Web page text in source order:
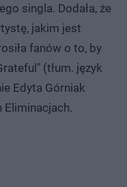
singla. Dodała, że
jakim jest
fanów o to, by
(tłum. język
Edyta Górniak
Eliminacjach.